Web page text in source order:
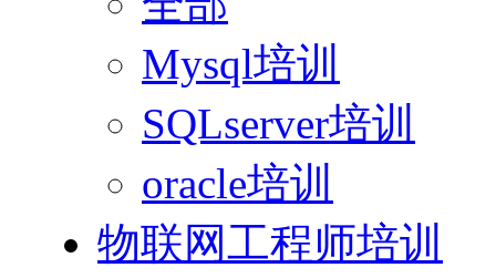
Mysql培训
SQLserver培训
oracle培训
物联网工程师培训